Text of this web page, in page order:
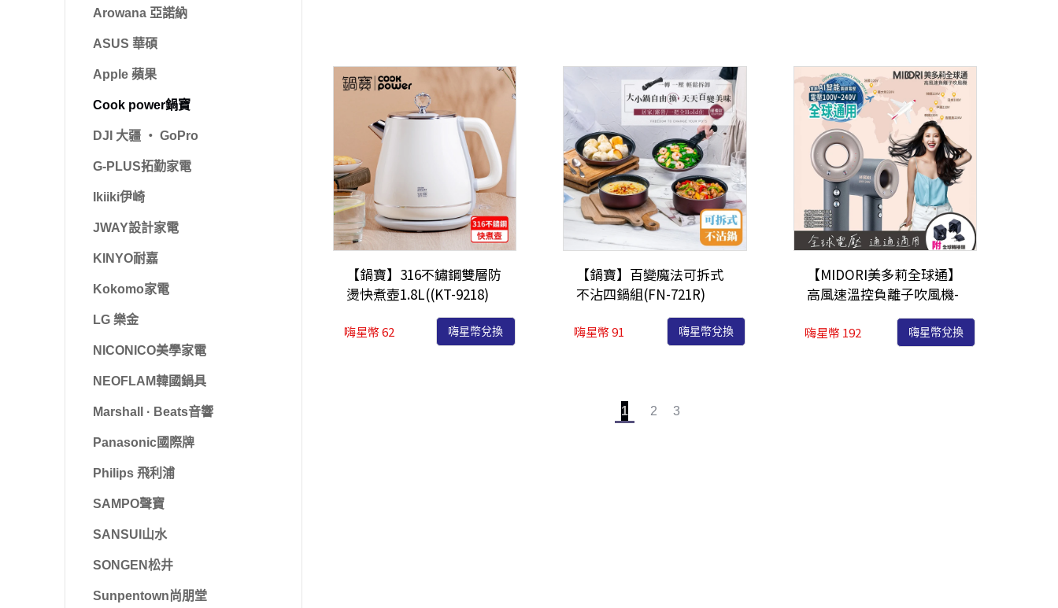
Arowana 亞諾納
ASUS 華碩
Apple 蘋果
Cook power鍋寶
DJI 大疆 ‧ GoPro
G-PLUS拓勤家電
Ikiiki伊崎
JWAY設計家電
KINYO耐嘉
Kokomo家電
LG 樂金
NICONICO美學家電
NEOFLAM韓國鍋具
Marshall · Beats音響
Panasonic國際牌
Philips 飛利浦
SAMPO聲寶
SANSUI山水
SONGEN松井
Sunpentown尚朋堂
【鍋寶】316不鏽鋼雙層防
燙快煮壺1.8L((KT-9218)
嗨星幣 62 嗨星幣兌換
【鍋寶】百變魔法可拆式
不沾四鍋組(FN-721R)
嗨星幣 91 嗨星幣兌換
【MIDORI美多莉全球通】
高風速溫控負離子吹風機-
全配(EA-MDR162)
嗨星幣 192 嗨星幣兌換
1 2 3